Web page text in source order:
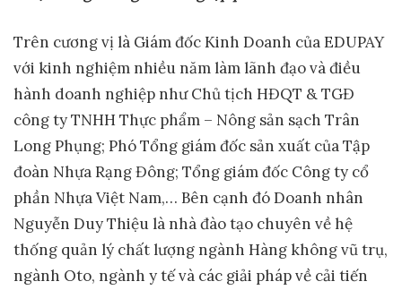
Trên cương vị là Giám đốc Kinh Doanh của EDUPAY
với kinh nghiệm nhiều năm làm lãnh đạo và điều
hành doanh nghiệp như Chủ tịch HĐQT & TGĐ
công ty TNHH Thực phẩm – Nông sản sạch Trân
Long Phụng; Phó Tổng giám đốc sản xuất của Tập
đoàn Nhựa Rạng Đông; Tổng giám đốc Công ty cổ
phần Nhựa Việt Nam,… Bên cạnh đó Doanh nhân
Nguyễn Duy Thiệu là nhà đào tạo chuyên về hệ
thống quản lý chất lượng ngành Hàng không vũ trụ,
ngành Oto, ngành y tế và các giải pháp về cải tiến